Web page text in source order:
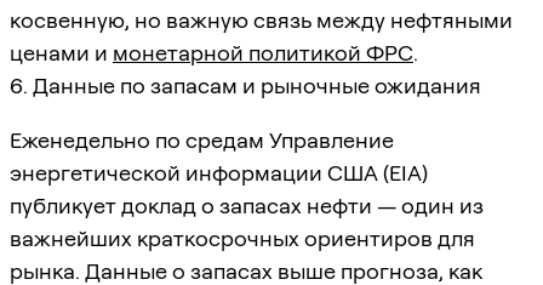
косвенную, но важную связь между нефтяными
ценами и монетарной политикой ФРС.
6. Данные по запасам и рыночные ожидания
Еженедельно по средам Управление
энергетической информации США (EIA)
публикует доклад о запасах нефти — один из
важнейших краткосрочных ориентиров для
рынка. Данные о запасах выше прогноза, как